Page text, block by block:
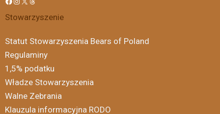
Stowarzyszenie
Statut Stowarzyszenia Bears of Poland
Regulaminy
1,5% podatku
Władze Stowarzyszenia
Walne Zebrania
Klauzula informacyjna RODO